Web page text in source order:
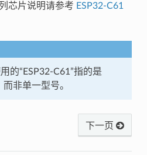
芯片说明请参考 ESP32-C61
的“ESP32-C61”指的是
非单一型号。
下一页